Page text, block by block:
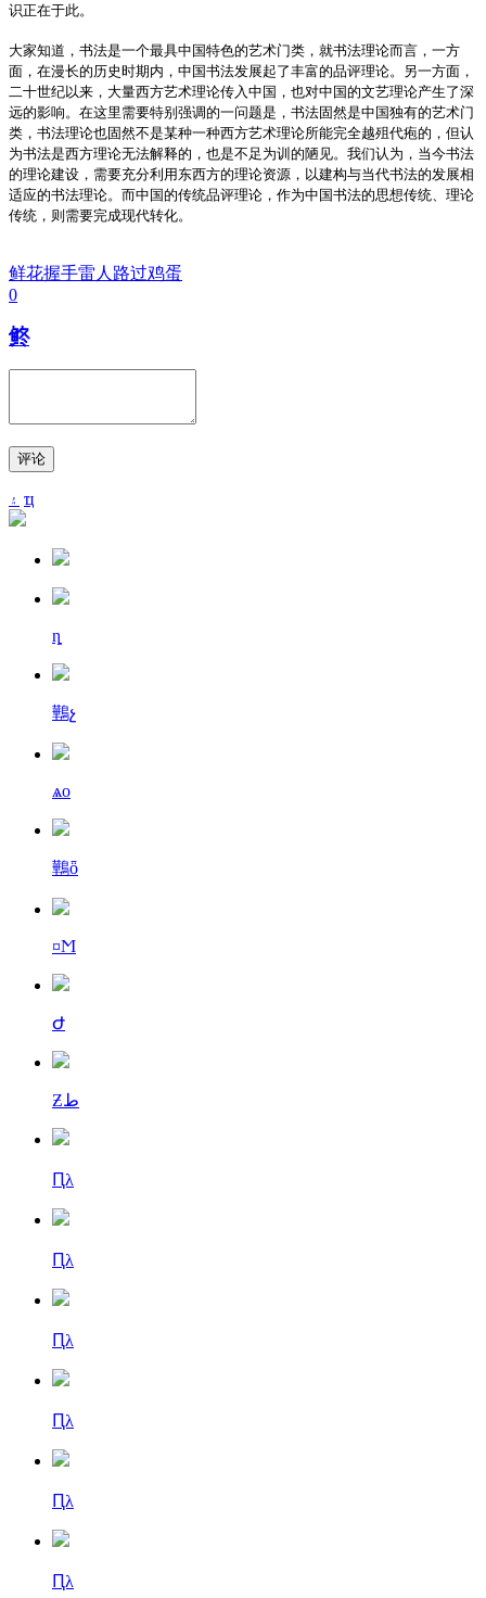
识正在于此。
大家知道，书法是一个最具中国特色的艺术门类，就书法理论而言，一方
面，在漫长的历史时期内，中国书法发展起了丰富的品评理论。另一方面，
二十世纪以来，大量西方艺术理论传入中国，也对中国的文艺理论产生了深
远的影响。在这里需要特别强调的一问题是，书法固然是中国独有的艺术门
类，书法理论也固然不是某种一种西方艺术理论所能完全越殂代疱的，但认
为书法是西方理论无法解释的，也是不足为训的陋见。我们认为，当今书法
的理论建设，需要充分利用东西方的理论资源，以建构与当代书法的发展相
适应的书法理论。而中国的传统品评理论，作为中国书法的思想传统、理论
传统，则需要完成现代转化。
鲜花握手雷人 路过鸡蛋
0
鿴
评论
۽ ҵ
ȵ
鷨չ
ѧо
鷨ȫ
¤Ϻ
Ժ
Ƶط
Ԥλ
Ԥλ
Ԥλ
Ԥλ
Ԥλ
Ԥλ